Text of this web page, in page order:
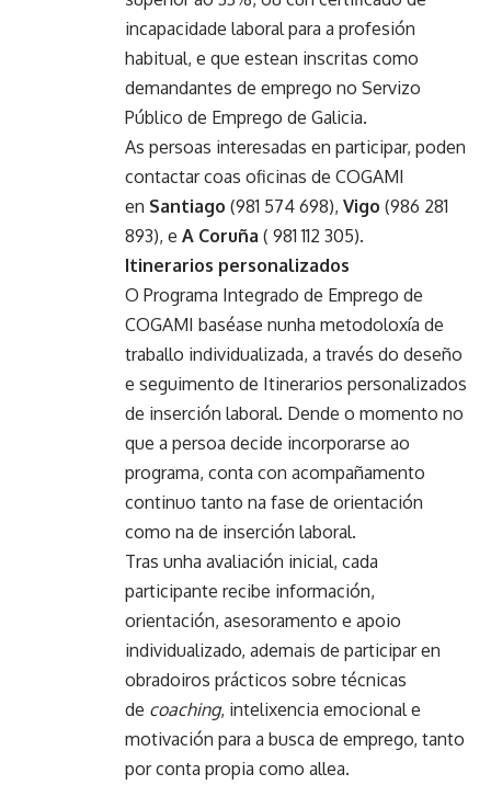
incapacidade laboral para a profesión
habitual, e que estean inscritas como
demandantes de emprego no Servizo
Público de Emprego de Galicia.
As persoas interesadas en participar, poden
contactar coas oficinas de COGAMI
en Santiago (981 574 698), Vigo (986 281
893), e A Coruña ( 981 112 305).
Itinerarios personalizados
O Programa Integrado de Emprego de
COGAMI baséase nunha metodoloxía de
traballo individualizada, a través do deseño
e seguimento de Itinerarios personalizados
de inserción laboral. Dende o momento no
que a persoa decide incorporarse ao
programa, conta con acompañamento
continuo tanto na fase de orientación
como na de inserción laboral.
Tras unha avaliación inicial, cada
participante recibe información,
orientación, asesoramento e apoio
individualizado, ademais de participar en
obradoiros prácticos sobre técnicas
de coaching, intelixencia emocional e
motivación para a busca de emprego, tanto
por conta propia como allea.